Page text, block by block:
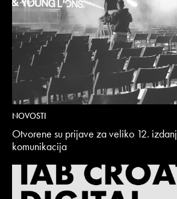
NOVOSTI
Otvorene su prijave za veliko 12.
komunikacija